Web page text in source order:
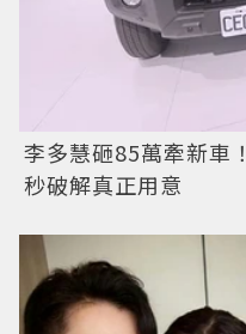
李多慧砸85萬牽新
秒破解真正用意